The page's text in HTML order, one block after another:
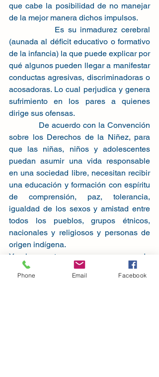
que cabe la posibilidad de no manejar
de la mejor manera dichos impulsos.
Es su inmadurez cerebral
(aunada al déficit educativo o formativo
de la infancia) la que puede explicar por
qué algunos pueden llegar a manifestar
conductas agresivas, discriminadoras o
acosadoras. Lo cual perjudica y genera
sufrimiento en los pares a quienes
dirige sus ofensas.
De acuerdo con la Convención
sobre los Derechos de la Niñez, para
que las niñas, niños y adolescentes
puedan asumir una vida responsable
en una sociedad libre, necesitan recibir
una educación y formación con espíritu
de comprensión, paz, tolerancia,
igualdad de los sexos y amistad entre
todos los pueblos, grupos étnicos,
nacionales y religiosos y personas de
origen indígena.
Y, al encontrarse en un proceso de
formación, la presencia, sensibilidad y
disponibilidad de los adultos
Phone Email Facebook